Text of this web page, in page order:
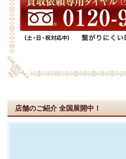
店舗のご紹介 全国展開中！